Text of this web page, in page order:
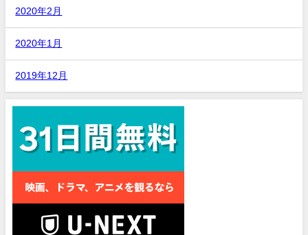
2020年2月
2020年1月
2019年12月